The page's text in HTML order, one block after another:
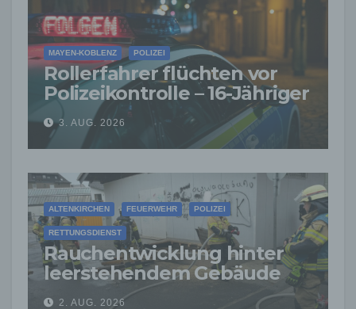
MAYEN-KOBLENZ POLIZEI
Rollerfahrer flüchten vor
Polizeikontrolle – 16-Jähriger
nach Verfolgung gestoppt
3. AUG. 2026
ALTENKIRCHEN FEUERWEHR POLIZEI
RETTUNGSDIENST
Rauchentwicklung hinter
leerstehendem Gebäude
sorgt für Feuerwehreinsatz
2. AUG. 2026